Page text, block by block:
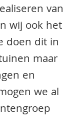
van
wij ook het
doen dit in
maar
en
we al